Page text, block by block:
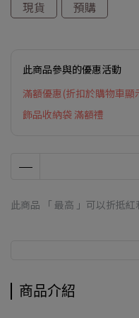
現貨
預購
此商品參與的優惠活動
滿額優惠(折扣於購物車顯
飾品收納袋 滿額禮
此商品 「 最高 」可以折抵紅
商品介紹